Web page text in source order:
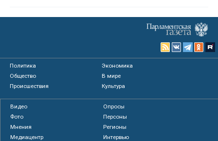
Политика
Экономика
Общество
В мире
Происшествия
Культура
Видео
Опросы
Фото
Персоны
Мнения
Регионы
Медиацентр
Интервью